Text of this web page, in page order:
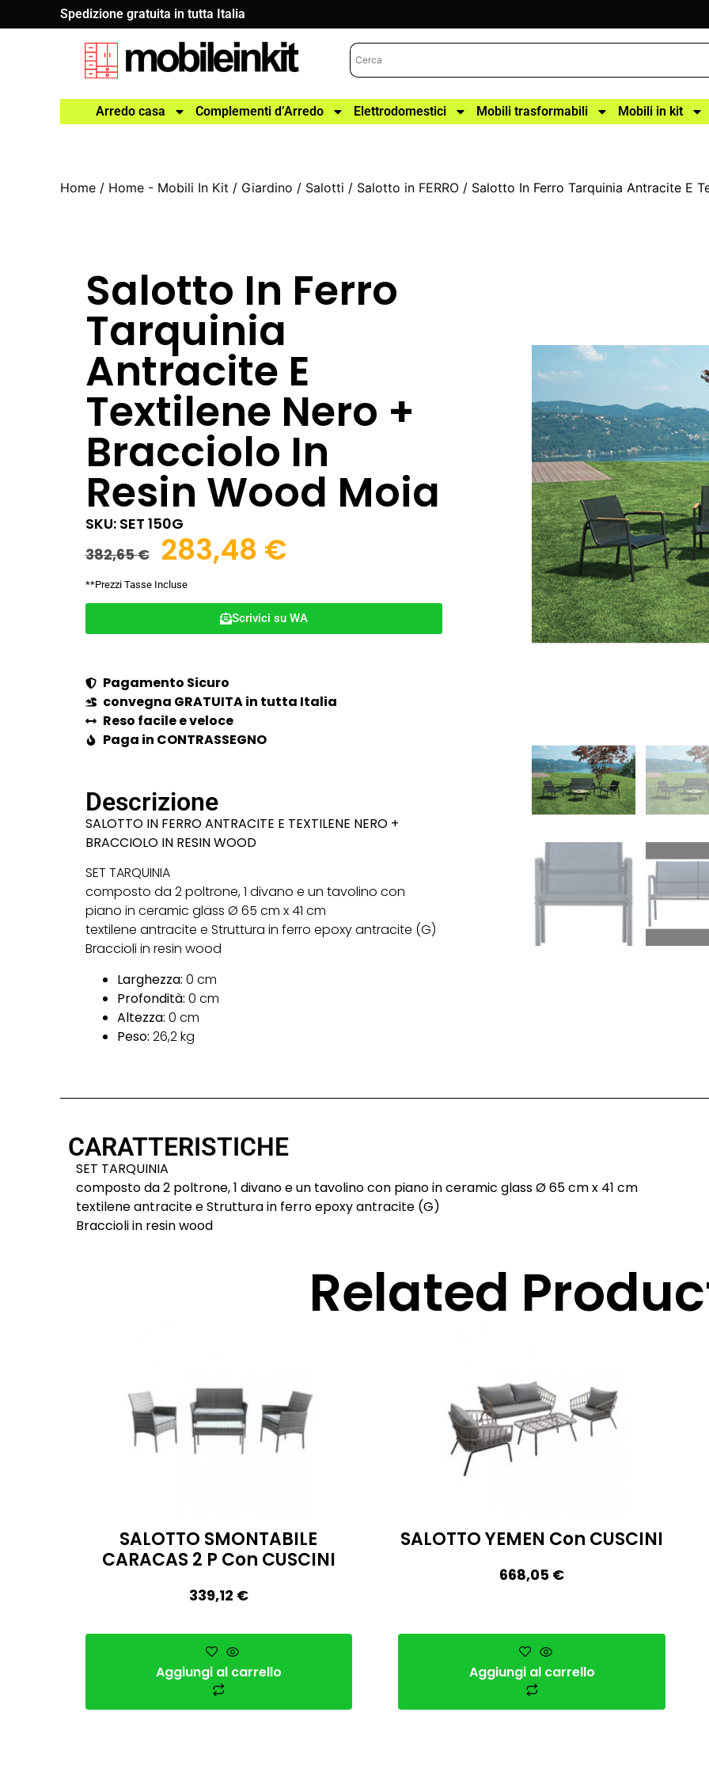
Spedizione gratuita in tutta Italia
Arredo casa Complementi d’Arredo Elettrodomestici Mobili trasformabili Mobili in kit
Home / Home - Mobili In Kit / Giardino / Salotti / Salotto in FERRO / Salotto In Ferro Tarquinia Antracite E
Salotto In Ferro
Tarquinia
Antracite E
Textilene Nero +
Bracciolo In
Resin Wood Moia
SKU: SET 150G
382,65€ 283,48 €
**Prezzi Tasse Incluse
Scrivici su WA
Pagamento Sicuro
convegna GRATUITA in tutta Italia
Reso facile e veloce
Paga in CONTRASSEGNO
Descrizione
SALOTTO IN FERRO ANTRACITE E TEXTILENE NERO +
BRACCIOLO IN RESIN WOOD
SET TARQUINIA
composto da 2 poltrone, 1 divano e un tavolino con
piano in ceramic glass Ø 65 cm x 41 cm
textilene antracite e Struttura in ferro epoxy antracite (G)
Braccioli in resin wood
Larghezza: 0 cm
Profondità: 0 cm
Altezza: 0 cm
Peso: 26,2 kg
CARATTERISTICHE
SET TARQUINIA
composto da 2 poltrone, 1 divano e un tavolino con piano in ceramic glass Ø 65 cm x 41 cm
textilene antracite e Struttura in ferro epoxy antracite (G)
Braccioli in resin wood
Related
SALOTTO SMONTABILE
CARACAS 2 P Con CUSCINI
339,12 €
Aggiungi al carrello
SALOTTO YEMEN Con CUSCINI
668,05 €
Aggiungi al carrello